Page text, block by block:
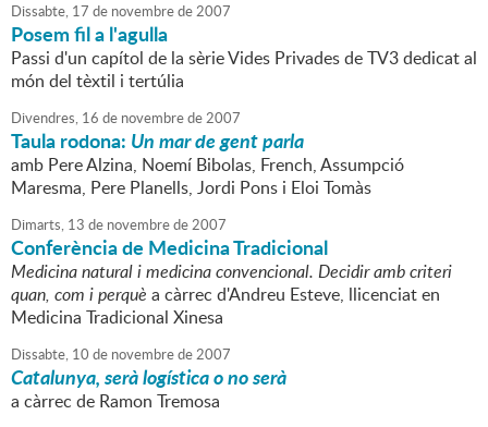
Dissabte, 17 de novembrede2007
Posem fil a l'agulla
Passi d'un capítol de la sèrie Vides Privades de TV3 dedicat al
món del tèxtil i tertúlia
Divendres, 16 de novembrede2007
Taula rodona: Un mar de gent parla
amb Pere Alzina, Noemí Bibolas, French, Assumpció
Maresma, Pere Planells, Jordi Pons i Eloi Tomàs
Dimarts, 13 de novembrede2007
Conferència de Medicina Tradicional
Medicina natural i medicina convencional. Decidir amb criteri
quan, com i perquè a càrrec d'Andreu Esteve, llicenciat en
Medicina Tradicional Xinesa
Dissabte, 10 de novembrede2007
Catalunya, serà logística o no serà
a càrrec de Ramon Tremosa